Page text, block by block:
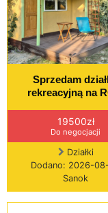
Sprzedam
rekreacyjną na
19500zł
Do negocjacji
Działki
Dodano: 2026-
Sanok